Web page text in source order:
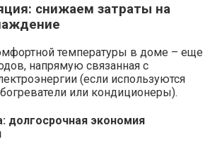
снижаем затраты на
температуры в доме – еще
напрямую связанная с
(если используются
или кондиционеры).
долгосрочная экономия